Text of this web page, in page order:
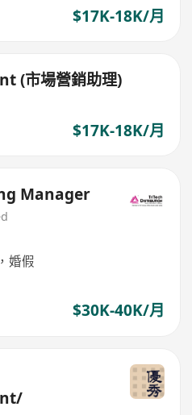
$17K-18K/月
(市場營銷助理)
$17K-18K/月
Manager
婚假
$30K-40K/月